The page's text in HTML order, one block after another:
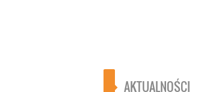
AKTUALNOŚCI